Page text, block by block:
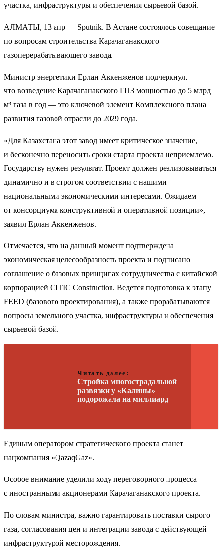
участка, инфраструктуры и обеспечения сырьевой базой.
АЛМАТЫ, 13 апр — Sputnik. В Астане состоялось совещание
по вопросам строительства Карачаганакского
газоперерабатывающего завода.
Министр энергетики Ерлан Аккенженов подчеркнул,
что возведение Карачаганакского ГПЗ мощностью до 5 млрд
м³ газа в год — это ключевой элемент Комплексного плана
развития газовой отрасли до 2029 года.
«Для Казахстана этот завод имеет критическое значение,
и бесконечно переносить сроки старта проекта неприемлемо.
Государству нужен результат. Проект должен реализовываться
динамично и в строгом соответствии с нашими
национальными экономическими интересами. Ожидаем
от консорциума конструктивной и оперативной позиции», —
заявил Ерлан Аккенженов.
Отмечается, что на данный момент подтверждена
экономическая целесообразность проекта и подписано
соглашение о базовых принципах сотрудничества с китайской
корпорацией CITIC Construction. Ведется подготовка к этапу
FEED (базового проектирования), а также прорабатываются
вопросы земельного участка, инфраструктуры и обеспечения
сырьевой базой.
Читать далее:
Стройка многострадальной
развязки у «Калины»
подорожала на миллиард
Единым оператором стратегического проекта станет
нацкомпания «QazaqGaz».
Особое внимание уделили ходу переговорного процесса
с иностранными акционерами Карачаганакского проекта.
По словам министра, важно гарантировать поставки сырого
газа, согласования цен и интеграции завода с действующей
инфраструктурой месторождения.